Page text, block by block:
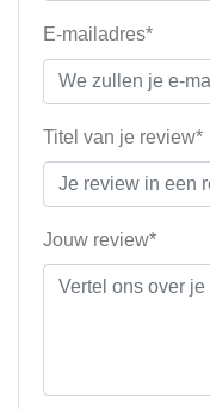
E-mailadres*
Titel van je review*
Jouw review*